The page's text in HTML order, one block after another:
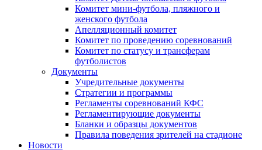
Комитет мини-футбола, пляжного и
женского футбола
Апелляционный комитет
Комитет по проведению соревнований
Комитет по статусу и трансферам
футболистов
Документы
Учредительные документы
Стратегии и программы
Регламенты соревнований КФС
Регламентирующие документы
Бланки и образцы документов
Правила поведения зрителей на стадионе
Новости